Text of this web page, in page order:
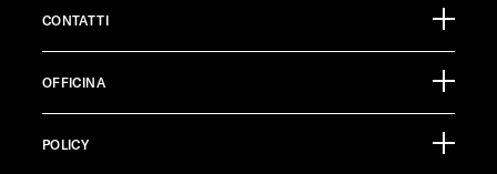
CONTATTI
Ölmühlestraße 6
88299 Leutkirch
Germany
OFFICINA
Materiale informativo
POLICY